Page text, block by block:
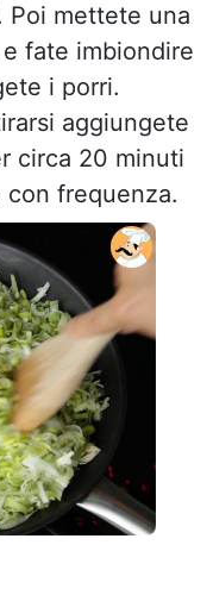
Poi mettete una
fate imbiondire
i porri.
aggiungete
circa 20 minuti
frequenza.